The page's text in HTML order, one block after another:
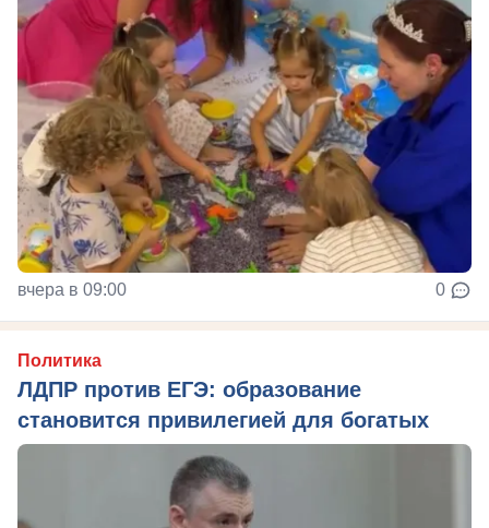
вчера в 09:00 0
Политика
ЛДПР против ЕГЭ: образование
становится привилегией для богатых